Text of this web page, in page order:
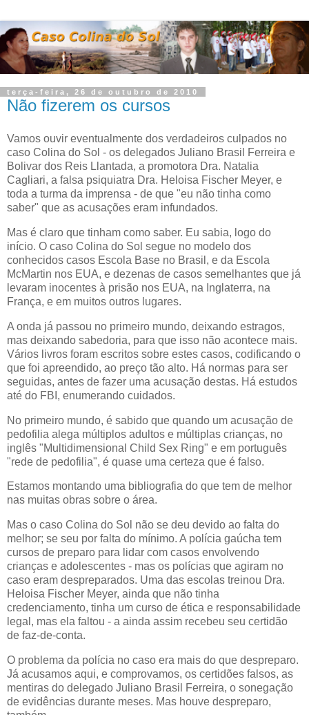
terça-feira, 26 de outubro de 2010
Não fizerem os cursos
Vamos ouvir eventualmente dos verdadeiros culpados no
caso Colina do Sol - os delegados Juliano Brasil Ferreira e
Bolivar dos Reis Llantada, a promotora Dra. Natalia
Cagliari, a falsa psiquiatra Dra. Heloisa Fischer Meyer, e
toda a turma da imprensa - de que "eu não tinha como
saber" que as acusações eram infundados.
Mas é claro que tinham como saber. Eu sabia, logo do
início. O caso Colina do Sol segue no modelo dos
conhecidos casos Escola Base no Brasil, e da Escola
McMartin nos EUA, e dezenas de casos semelhantes que já
levaram inocentes à prisão nos EUA, na Inglaterra, na
França, e em muitos outros lugares.
A onda já passou no primeiro mundo, deixando estragos,
mas deixando sabedoria, para que isso não acontece mais.
Vários livros foram escritos sobre estes casos, codificando o
que foi apreendido, ao preço tão alto. Há normas para ser
seguidas, antes de fazer uma acusação destas. Há estudos
até do FBI, enumerando cuidados.
No primeiro mundo, é sabido que quando um acusação de
pedofilia alega múltiplos adultos e múltiplas crianças, no
inglês "Multidimensional Child Sex Ring" e em português
"rede de pedofilia", é quase uma certeza que é falso.
Estamos montando uma bibliografia do que tem de melhor
nas muitas obras sobre o área.
Mas o caso Colina do Sol não se deu devido ao falta do
melhor; se seu por falta do mínimo. A polícia gaúcha tem
cursos de preparo para lidar com casos envolvendo
crianças e adolescentes - mas os polícias que agiram no
caso eram despreparados. Uma das escolas treinou Dra.
Heloisa Fischer Meyer, ainda que não tinha
credenciamento, tinha um curso de ética e responsabilidade
legal, mas ela faltou - a ainda assim recebeu seu certidão
de faz-de-conta.
O problema da polícia no caso era mais do que despreparo.
Já acusamos aqui, e comprovamos, os certidões falsos, as
mentiras do delegado Juliano Brasil Ferreira, o sonegação
de evidências durante meses. Mas houve despreparo,